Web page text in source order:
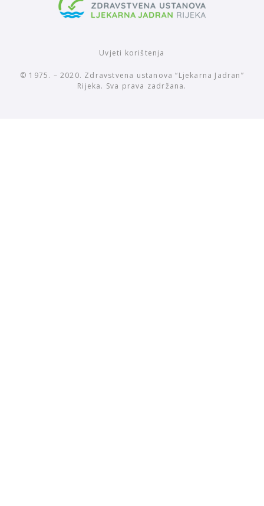
Uvjeti korištenja
© 1975. – 2020. Zdravstvena ustanova “Ljekarna Jadran”
Rijeka. Sva prava zadržana.